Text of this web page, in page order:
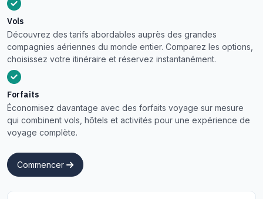
Vols
Découvrez des tarifs abordables auprès des grandes
compagnies aériennes du monde entier. Comparez les options,
choisissez votre itinéraire et réservez instantanément.
Forfaits
Économisez davantage avec des forfaits voyage sur mesure
qui combinent vols, hôtels et activités pour une expérience de
voyage complète.
Commencer